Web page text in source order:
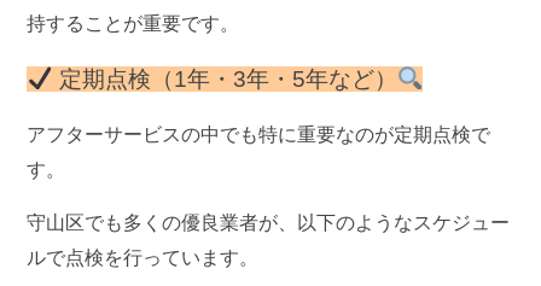
持することが重要です。
定期点検（1年・3年・5年など）
アフターサービスの中でも特に重要なのが定期点検で
す。
守山区でも多くの優良業者が、以下のようなスケジュー
ルで点検を行っています。